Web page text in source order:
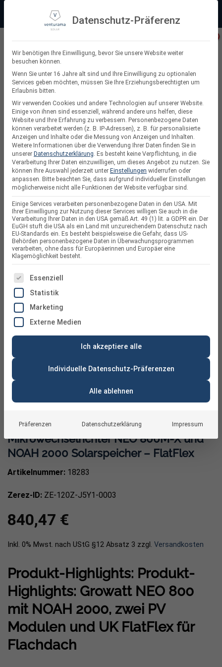
springen
+49 (0) 64 64 37 19 5 - 0
Suchen
nach:
Balkonkraftwerke
Balkonkraftwerk mit Growatt
Mikrowechselrichter NEO 800M-X und
NOAH 2000 Solarspeicher – FlatFlex
Artikelnummer: 18283
Zerez-ID: ZE-120Z-J5Y1-0003
840,47 €
Inkl. 0% Mwst. nach UStG §12 Absatz 3 zzgl. Versandkosten
Produkt-Highlights: Produkt-
Highlights: Growatt NEO 800
mit NOAH 2000, zwei PV
Modulen und UK FlatFlex für
Flachdach
Datenschutz-Präferenz
Wir benötigen Ihre Einwilligung, bevor Sie unsere Website weiter
besuchen können.
Wenn Sie unter 16 Jahre alt sind und Ihre Einwilligung zu optionalen
Services geben möchten, müssen Sie Ihre Erziehungsberechtigten um
Erlaubnis bitten.
Wir verwenden Cookies und andere Technologien auf unserer Website.
Einige von ihnen sind essenziell, während andere uns helfen, diese
Website und Ihre Erfahrung zu verbessern. Personenbezogene Daten
können verarbeitet werden (z. B. IP-Adressen), z. B. für personalisierte
Anzeigen und Inhalte oder die Messung von Anzeigen und Inhalten.
Weitere Informationen über die Verwendung Ihrer Daten finden Sie in
unserer Datenschutzerklärung. Es besteht keine Verpflichtung, in die
Verarbeitung Ihrer Daten einzuwilligen, um dieses Angebot zu nutzen. Sie
können Ihre Auswahl jederzeit unter Einstellungen widerrufen oder
anpassen. Bitte beachten Sie, dass aufgrund individueller Einstellungen
möglicherweise nicht alle Funktionen der Website verfügbar sind.
Einige Services verarbeiten personenbezogene Daten in den USA. Mit
Ihrer Einwilligung zur Nutzung dieser Services willigen Sie auch in die
Verarbeitung Ihrer Daten in den USA gemäß Art. 49 (1) lit. a GDPR ein. Der
EuGH stuft die USA als ein Land mit unzureichendem Datenschutz nach
EU-Standards ein. Es besteht beispielsweise die Gefahr, dass US-
Behörden personenbezogene Daten in Überwachungsprogrammen
verarbeiten, ohne dass für Europäerinnen und Europäer eine
Klagemöglichkeit besteht.
ES FOLGT EINE LISTE DER SERVICE-GRUPPEN, FÜR
Essenziell
Statistik
Marketing
Externe Medien
Ich akzeptiere alle
Individuelle Datenschutz-Präferenzen
Alle ablehnen
Präferenzen Datenschutzerklärung Impressum